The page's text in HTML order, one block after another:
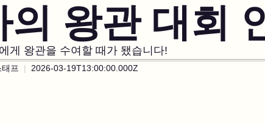
왕관 대회
게 왕관을 수여할 때가 됐습니다!
프 2026-03-19T13:00:00.000Z